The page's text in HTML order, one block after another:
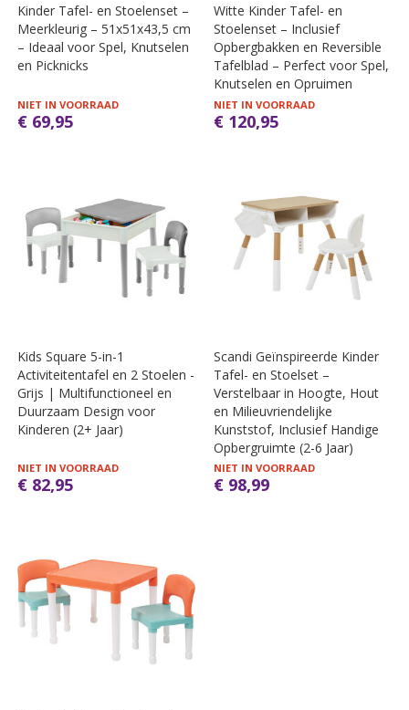
Kinder Tafel- en Stoelenset –
Meerkleurig – 51x51x43,5 cm
– Ideaal voor Spel, Knutselen
en Picknicks
NIET IN VOORRAAD
€ 69,95
Witte Kinder Tafel- en
Stoelenset – Inclusief
Opbergbakken en Reversible
Tafelblad – Perfect voor Spel,
Knutselen en Opruimen
NIET IN VOORRAAD
€ 120,95
Kids Square 5-in-1
Activiteitentafel en 2 Stoelen -
Grijs | Multifunctioneel en
Duurzaam Design voor
Kinderen (2+ Jaar)
NIET IN VOORRAAD
€ 82,95
Scandi Geïnspireerde Kinder
Tafel- en Stoelset –
Verstelbaar in Hoogte, Hout
en Milieuvriendelijke
Kunststof, Inclusief Handige
Opbergruimte (2-6 Jaar)
NIET IN VOORRAAD
€ 98,99